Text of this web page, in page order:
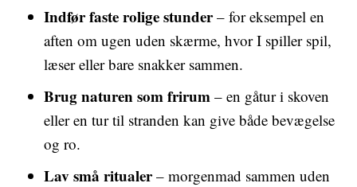
Indfør faste rolige stunder– for eksempel en
aften om ugen uden skærme, hvor I spiller spil,
læser eller bare snakker sammen.
Brug naturen som frirum – en gåtur i skoven
eller en tur til stranden kan give både bevægelse
og ro.
Lav små ritualer– morgenmad sammen uden